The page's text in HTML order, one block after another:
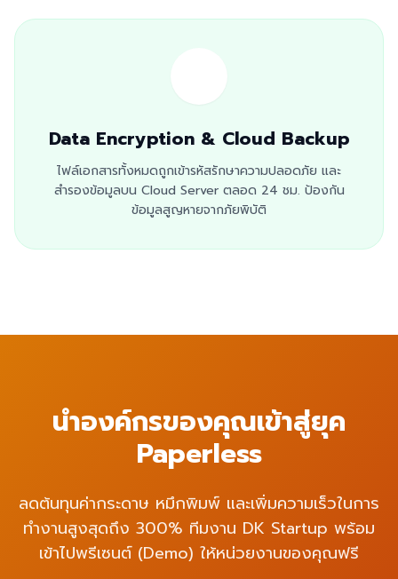
Data Encryption & Cloud Backup
ไฟล์เอกสารทั้งหมดถูกเข้ารหัสรักษาความปลอดภัย และ
สำรองข้อมูลบน Cloud Server ตลอด 24 ชม. ป้องกัน
ข้อมูลสูญหายจากภัยพิบัติ
นำองค์กรของคุณเข้าสู่ยุค
Paperless
ลดต้นทุนค่ากระดาษ หมึกพิมพ์ และเพิ่มความเร็วในการ
ทำงานสูงสุดถึง 300% ทีมงาน DK Startup พร้อม
เข้าไปพรีเซนต์ (Demo) ให้หน่วยงานของคุณฟรี